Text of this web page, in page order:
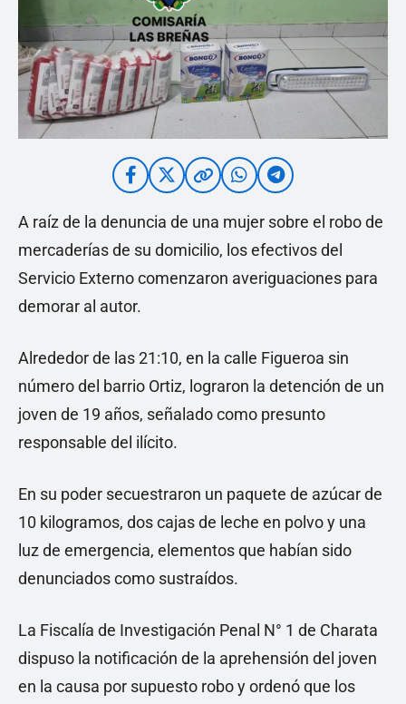
A raíz de la denuncia de una mujer sobre el robo de
mercaderías de su domicilio, los efectivos del
Servicio Externo comenzaron averiguaciones para
demorar al autor.
Alrededor de las 21:10, en la calle Figueroa sin
número del barrio Ortiz, lograron la detención de un
joven de 19 años, señalado como presunto
responsable del ilícito.
En su poder secuestraron un paquete de azúcar de
10 kilogramos, dos cajas de leche en polvo y una
luz de emergencia, elementos que habían sido
denunciados como sustraídos.
La Fiscalía de Investigación Penal N° 1 de Charata
dispuso la notificación de la aprehensión del joven
en la causa por supuesto robo y ordenó que los